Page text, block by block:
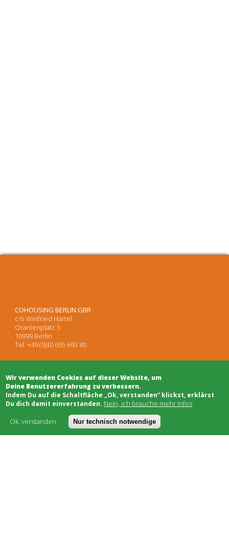
COHOUSING BERLIN GBR
c/o Winfried Härtel
Oranienplatz 5
10999 Berlin
Tel: +49 (0)30 695 693 80
Architekten
Projektentwicklung
Projektsteuerung
Rechtsberatung
Moderation/Mediation
Öffentlichkeitsarbeit
Wir verwenden Cookies auf dieser Website, um
Deine Benutzererfahrung zu verbessern.
​Indem Du auf die Schaltfläche „Ok, verstanden“ klickst, erklärst
Du dich damit einverstanden. Nein, ich brauche mehr Infos
Ok, verstanden
Nur technisch notwendige